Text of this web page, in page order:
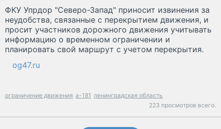
ФКУ Упрдор "Северо-Запад" приносит извинения за
неудобства, связанные с перекрытием движения, и
просит участников дорожного движения учитывать
информацию о временном ограничении и
планировать свой маршрут с учетом перекрытия.
og47.ru
ограничение движения а-181 ленинградская область
223 просмотров всего.